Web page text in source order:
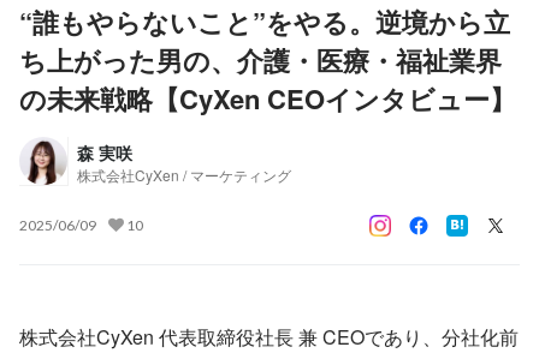
“誰もやらないこと”をやる。逆境から立
ち上がった男の、介護・医療・福祉業界
の未来戦略【CyXen CEOインタビュー】
森 実咲
株式会社CyXen / マーケティング
2025/06/09 10
株式会社CyXen 代表取締役社長 兼 CEOであり、分社化前